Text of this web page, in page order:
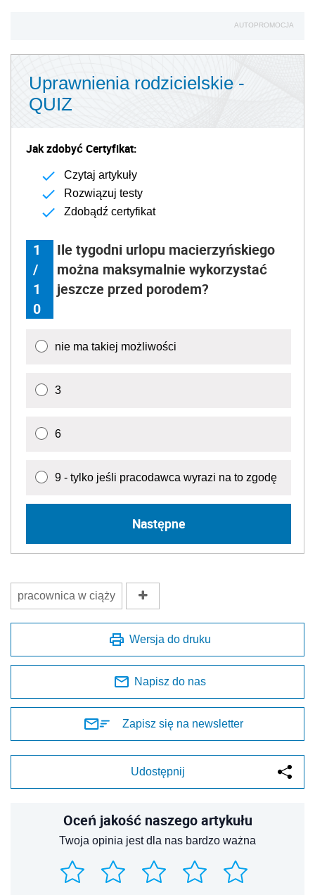
AUTOPROMOCJA
Uprawnienia rodzicielskie -
QUIZ
Jak zdobyć Certyfikat:
Czytaj artykuły
Rozwiązuj testy
Zdobądź certyfikat
1
/
1
0
Ile tygodni urlopu macierzyńskiego
można maksymalnie wykorzystać
jeszcze przed porodem?
nie ma takiej możliwości
3
6
9 - tylko jeśli pracodawca wyrazi na to zgodę
Następne
pracownica w ciąży
Wersja do druku
Napisz do nas
Zapisz się na newsletter
Udostępnij
Oceń jakość naszego artykułu
Twoja opinia jest dla nas bardzo ważna